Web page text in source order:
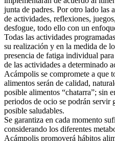
junta de padres. Por otro lado las
de actividades, reflexiones,
desfogue, todo ello con un
Todas las actividades
su realización y en la medida de
presencia de fatiga individual
de las actividades a determinado
Acámpolis se compromete a que
alimentos serán de calidad,
posible alimentos “chatarra”; sin
periodos de ocio se podrán servir
posible saludables.
Se garantiza en cada momento
considerando los diferentes
Acámpolis promoverá hábitos